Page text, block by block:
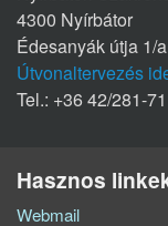
4300 Nyírbátor
Édesanyák útja 1/
Útvonaltervezés
Tel.: +36 42/281-
Hasznos
Webmail